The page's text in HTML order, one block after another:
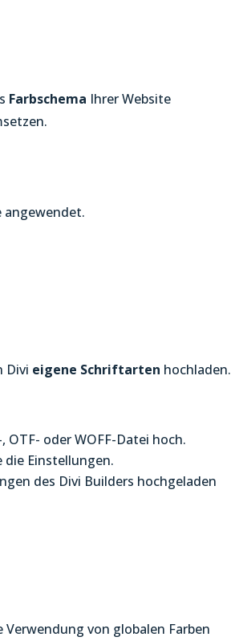
Farbschema Ihrer Website
angewendet.
Divi eigene Schriftarten hochladen.
OTF- oder WOFF-Datei hoch.
Einstellungen.
des Divi Builders hochgeladen
von globalen Farben